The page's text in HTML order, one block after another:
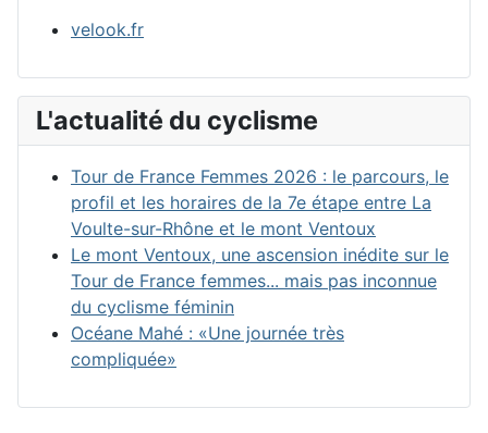
velook.fr
L'actualité du cyclisme
Tour de France Femmes 2026 : le parcours, le
profil et les horaires de la 7e étape entre La
Voulte-sur-Rhône et le mont Ventoux
Le mont Ventoux, une ascension inédite sur le
Tour de France femmes... mais pas inconnue
du cyclisme féminin
Océane Mahé : «Une journée très
compliquée»